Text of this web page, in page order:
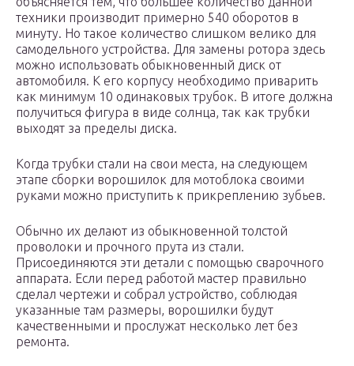
техники производит примерно 540 оборотов в
минуту. Но такое количество слишком велико для
самодельного устройства. Для замены ротора здесь
можно использовать обыкновенный диск от
автомобиля. К его корпусу необходимо приварить
как минимум 10 одинаковых трубок. В итоге должна
получиться фигура в виде солнца, так как трубки
выходят за пределы диска.
Когда трубки стали на свои места, на следующем
этапе сборки ворошилок для мотоблока своими
руками можно приступить к прикреплению зубьев.
Обычно их делают из обыкновенной толстой
проволоки и прочного прута из стали.
Присоединяются эти детали с помощью сварочного
аппарата. Если перед работой мастер правильно
сделал чертежи и собрал устройство, соблюдая
указанные там размеры, ворошилки будут
качественными и прослужат несколько лет без
ремонта.